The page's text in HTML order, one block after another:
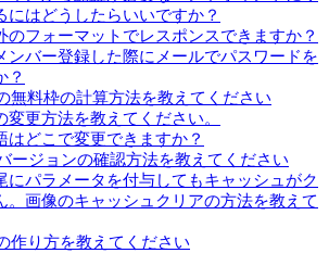
にはどうしたらいいですか？
のフォーマットでレスポンスできますか？
ンバー登録した際にメールでパスワードを
？
無料枠の計算方法を教えてください
変更方法を教えてください。
はどこで変更できますか？
ージョンの確認方法を教えてください
にパラメータを付与してもキャッシュがク
。画像のキャッシュクリアの方法を教えて
作り方を教えてください